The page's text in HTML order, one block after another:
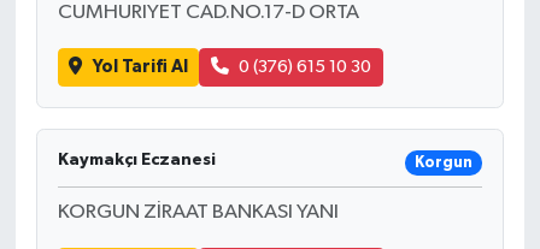
CUMHURIYET CAD.NO.17-D ORTA
Yol Tarifi Al 0 (376) 615 10 30
Kaymakçı Eczanesi Korgun
KORGUN ZİRAAT BANKASI YANI